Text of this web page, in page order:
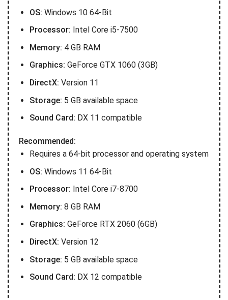
OS: Windows 10 64-Bit
Processor: Intel Core i5-7500
Memory: 4 GB RAM
Graphics: GeForce GTX 1060 (3GB)
DirectX: Version 11
Storage: 5 GB available space
Sound Card: DX 11 compatible
Recommended:
Requires a 64-bit processor and operating system
OS: Windows 11 64-Bit
Processor: Intel Core i7-8700
Memory: 8 GB RAM
Graphics: GeForce RTX 2060 (6GB)
DirectX: Version 12
Storage: 5 GB available space
Sound Card: DX 12 compatible